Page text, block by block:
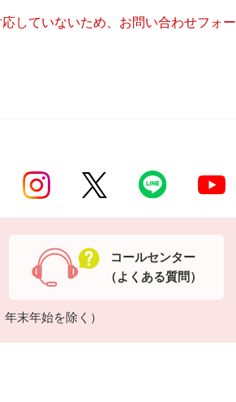
していないため、お問い合わせフォー
末年始を除く）
コールセンター
（よくある質問）